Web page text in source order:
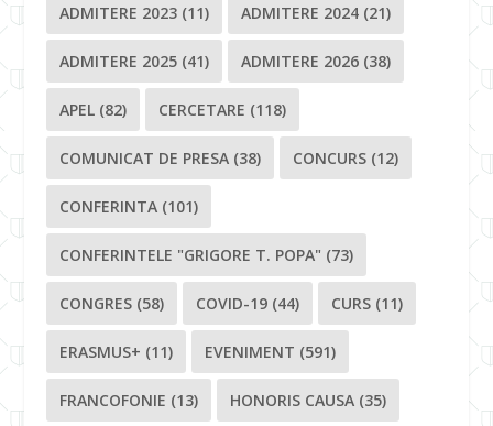
ADMITERE 2023 (11) ADMITERE 2024 (21)
ADMITERE 2025 (41) ADMITERE 2026 (38)
APEL (82) CERCETARE (118)
COMUNICAT DE PRESA (38) CONCURS (12)
CONFERINTA (101)
CONFERINTELE "GRIGORE T. POPA" (73)
CONGRES (58) COVID-19 (44) CURS (11)
ERASMUS+ (11) EVENIMENT (591)
FRANCOFONIE (13) HONORIS CAUSA (35)